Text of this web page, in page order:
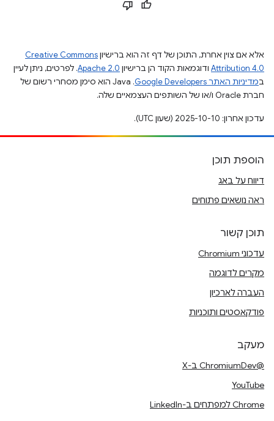
אלא אם צוין אחרת, התוכן של דף זה הוא ברישיוןCreative Commons
Attribution 4.0 ודוגמאות הקוד הן ברישיון Apache 2.0. לפרטים, ניתן לעיין
במדיניות האתר Google Developers‏
.‏ Java הוא סימן מסחרי רשום של
חברת Oracle ו/או של השותפים העצמאיים שלה.
עדכון אחרון: 2025-10-10 (שעון UTC).
הוספת תוכן
דיווח על באג
ראה נושאים פתוחים
תוכן קשור
עדכוני Chromium
מקרים לדוגמה
העברה לארכיון
פודקאסטים ותוכניות
מעקב
@ChromiumDev ב-X
YouTube
Chrome למפתחים ב-LinkedIn